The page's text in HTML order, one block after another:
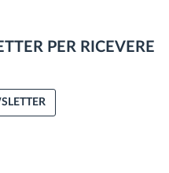
PER RICEVERE